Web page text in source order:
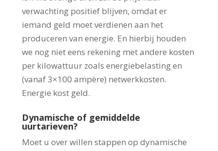
verwachting positief blijven, omdat er
iemand geld moet verdienen aan het
produceren van energie. En hierbij houden
we nog niet eens rekening met andere kosten
per kilowattuur zoals energiebelasting en
(vanaf 3×100 ampère) netwerkkosten.
Energie kost geld.
Dynamische of gemiddelde
uurtarieven?
Moet u over willen stappen op dynamische